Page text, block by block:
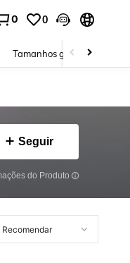
0 0
Tamanhos grandes
Seguir
do Produto